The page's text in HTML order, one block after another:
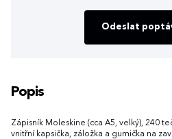
Odeslat
Popis
Zápisník Moleskine (cca A5, velký), 240
vnitřní kapsička, záložka a gumička na